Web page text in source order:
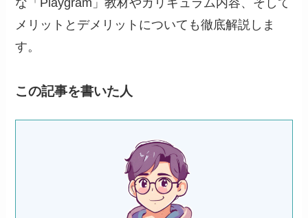
な「Playgram」教材やカリキュラム内容、そして
メリットとデメリットについても徹底解説しま
す。
この記事を書いた人